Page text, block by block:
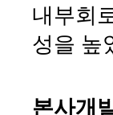
내부회
성을 높
본사개